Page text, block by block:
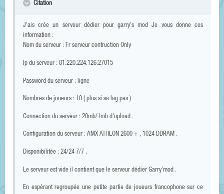
Citation
J'ais crée un serveur dédier pour garry's mod Je vous donne ces
information :
Nom du serveur : Fr serveur contruction Only
Ip du serveur : 81.220.224.126:27015
Password du serveur : ligne
Nombres de joueurs : 10 ( plus si sa lag pas )
Connection du serveur : 20mb/1mb d'upload .
Configuration du serveur : AMX ATHLON 2600 + , 1024 DDRAM .
Disponibilitée : 24/24 7/7 .
Le serveur est vide il contient que le serveur dédier Garry'mod .
En espérant regroupée une petite partie de joueurs francophone sur ce